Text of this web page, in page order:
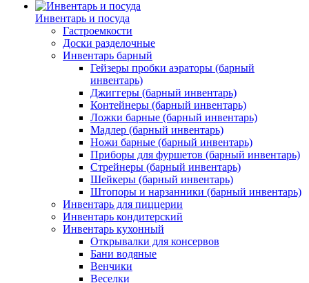
Инвентарь и посуда
Гастроемкости
Доски разделочные
Инвентарь барный
Гейзеры пробки аэраторы (барный
инвентарь)
Джиггеры (барный инвентарь)
Контейнеры (барный инвентарь)
Ложки барные (барный инвентарь)
Мадлер (барный инвентарь)
Ножи барные (барный инвентарь)
Приборы для фуршетов (барный инвентарь)
Стрейнеры (барный инвентарь)
Шейкеры (барный инвентарь)
Штопоры и нарзанники (барный инвентарь)
Инвентарь для пиццерии
Инвентарь кондитерский
Инвентарь кухонный
Открывалки для консервов
Бани водяные
Венчики
Веселки